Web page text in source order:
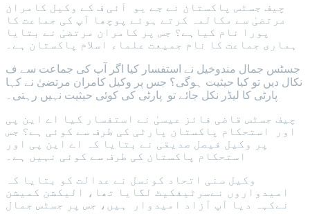
چیف جسٹس پاکستان نے جے یو آئی ف کے وکیل کامران
مرتضیٰ سے مکالمہ کرتے ہوئے پوچھا آپ کی جماعت کا
پورا نام کیاہے؟ جس پر کامران مرتضیٰ نے بتایا
ہماری جماعت کا نام جمیعت علماء اسلام پاکستان ہے۔
جسٹس جمال مندوخیل نے استفسار کیا اگر آپ کی جماعت سے ف
نکال دیں تو کیا حیثیت ہوگی؟ جس پر وکیل کامران مرتضیٰ نے کہا
پارٹی کا لیڈر نکل جائے تو پارٹی کی کوئی حیثیت نہیں رہتی۔
چیف جسٹس قاضی فائز عیسیٰ نے استفسار کیا اے این پی
اور استحکام پاکستان پارٹی کی طرف سے کوئی ہے؟ جس
پر وکیل فیصل صدیقی نے بتایا کہ اے این پی اور
استحکام پاکستان کی طرف سے کوئی نہیں ہے۔
وکیل سنی اتحاد کونسل نے عدالت کو بتایا کہ
امیدواروں نےسرٹیفکیٹ لگایا تھا، الیکشن کمیشن
نےکہہ دیا آپ آزاد امیدوار ہیں، جس پر جسٹس جمال